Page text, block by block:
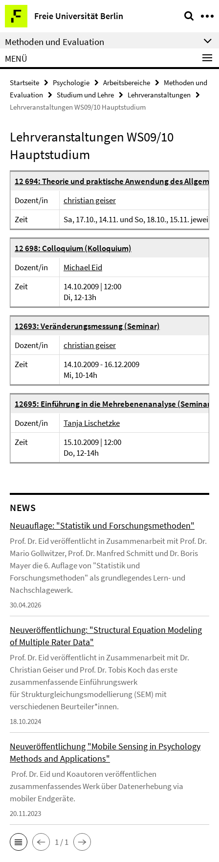
Springe
direkt
zu
Inhalt
Freie Universität Berlin
Service-
Navigation
Methoden und Evaluation
MENÜ
Startseite Psychologie Arbeitsbereiche
Methoden und
Evaluation
Studium und Lehre
Lehrveranstaltungen
Lehrveranstaltungen WS09/10 Hauptstudium
Lehrveranstaltungen WS09/10
Hauptstudium
12 694: Theorie und praktische Anwendung des
Dozent/in
christian geiser
Zeit
Sa, 17.10., 14.11. und So, 18.10., 15.11. jeweils
12 698: Colloquium (Kolloquium)
Dozent/in
Michael Eid
Zeit
14.10.2009 | 12:00
Di, 12-13h
12693: Veränderungsmessung (Seminar)
Dozent/in
christian geiser
Zeit
14.10.2009 - 16.12.2009
Mi, 10-14h
12695: Einführung in die Mehrebenenanalyse (Seminar)
Dozent/in
Tanja Lischetzke
Zeit
15.10.2009 | 12:00
Do, 12-14h
NEWS
Neuauflage: "Statistik und Forschungsmethoden"
Prof. Dr. Eid veröffentlicht in Zusammenarbeit mit Prof. Dr.
Mario Gollwitzer, Prof. Dr. Manfred Schmitt und Dr. Boris
Mayer die 6. Auflage von "Statistik und
Forschungsmethoden" als grundlegendes Lern- und
Nachschlagewerk.
30.04.2026
Neuveröffentlichung: "Structural Equation Modeling
of Multiple Rater Data"
Prof. Dr. Eid veröffentlicht in Zusammenarbeit mit Dr.
Christian Geiser und Prof. Dr. Tobis Koch das erste
zusammenfassende Einführungswerk
für Strukturgleichungsmodellierung (SEM) mit
verschiedenen Beurteiler*innen.
18.10.2024
Neuveröffentlichung "Mobile Sensing in Psychology
Methods and Applications"
Prof. Dr. Eid und Koautoren veröffentlichen
zusammenfassendes Werk über Datenerhebung via
mobiler Endgeräte.
20.11.2023
1 / 1